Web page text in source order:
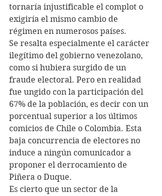
tornaría injustificable el complot o
exigiría el mismo cambio de
régimen en numerosos países.
Se resalta especialmente el carácter
ilegítimo del gobierno venezolano,
como si hubiera surgido de un
fraude electoral. Pero en realidad
fue ungido con la participación del
67% de la población, es decir con un
porcentual superior a los últimos
comicios de Chile o Colombia. Esta
baja concurrencia de electores no
induce a ningún comunicador a
proponer el derrocamiento de
Piñera o Duque.
Es cierto que un sector de la